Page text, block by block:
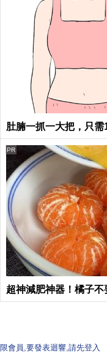
肚腩一抓一大把，只
超神減肥神器！橘子
PR
限會員,要發表迴響,請先登入